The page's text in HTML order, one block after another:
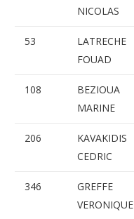
NICOLAS
53
LATRECHE
FOUAD
108
BEZIOUA
MARINE
206
KAVAKIDIS
CEDRIC
346
GREFFE
VERONIQUE